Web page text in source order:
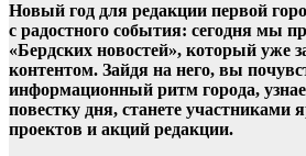
Новый год для редакции первой
с радостного события: сегодня мы
«Бердских новостей», который уже
контентом. Зайдя на него, вы
информационный ритм города,
повестку дня, станете
проектов и акций редакции.